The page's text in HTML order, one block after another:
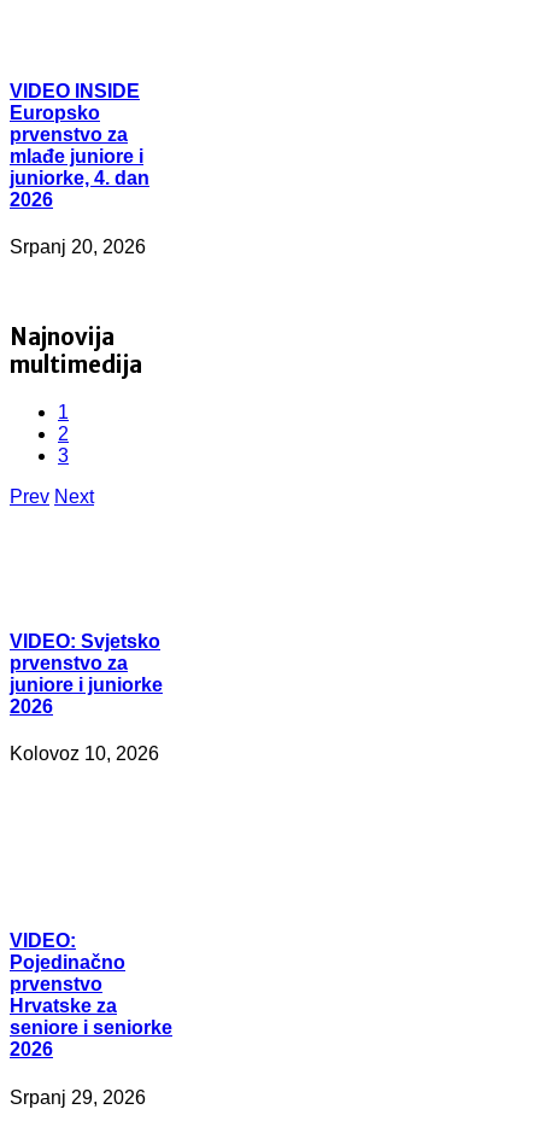
VIDEO INSIDE
Europsko
prvenstvo za
mlađe juniore i
juniorke, 4. dan
2026
Srpanj 20, 2026
Najnovija
multimedija
1
2
3
Prev Next
VIDEO: Svjetsko
prvenstvo za
juniore i juniorke
2026
Kolovoz 10, 2026
VIDEO:
Pojedinačno
prvenstvo
Hrvatske za
seniore i seniorke
2026
Srpanj 29, 2026